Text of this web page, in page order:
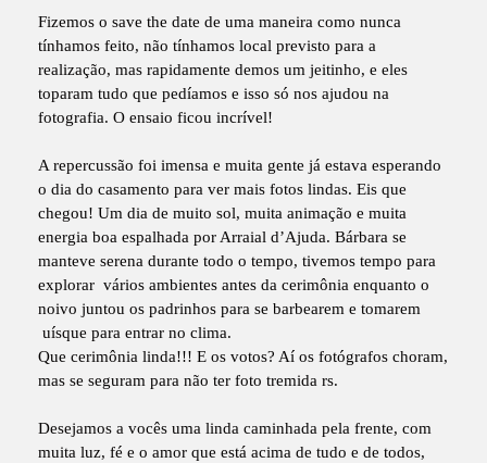
Fizemos o save the date de uma maneira como nunca
tínhamos feito, não tínhamos local previsto para a
realização, mas rapidamente demos um jeitinho, e eles
toparam tudo que pedíamos e isso só nos ajudou na
fotografia. O ensaio ficou incrível!
A repercussão foi imensa e muita gente já estava esperando
o dia do casamento para ver mais fotos lindas. Eis que
chegou! Um dia de muito sol, muita animação e muita
energia boa espalhada por Arraial d’Ajuda. Bárbara se
manteve serena durante todo o tempo, tivemos tempo para
explorar vários ambientes antes da cerimônia enquanto o
noivo juntou os padrinhos para se barbearem e tomarem
uísque para entrar no clima.
Que cerimônia linda!!! E os votos? Aí os fotógrafos choram,
mas se seguram para não ter foto tremida rs.
Desejamos a vocês uma linda caminhada pela frente, com
muita luz, fé e o amor que está acima de tudo e de todos,